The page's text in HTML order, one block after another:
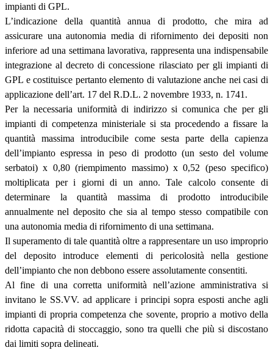
impianti di GPL.
L’indicazione della quantità annua di prodotto, che mira ad
assicurare una autonomia media di rifornimento dei depositi non
inferiore ad una settimana lavorativa, rappresenta una indispensabile
integrazione al decreto di concessione rilasciato per gli impianti di
GPL e costituisce pertanto elemento di valutazione anche nei casi di
applicazione dell’art. 17 del R.D.L. 2 novembre 1933, n. 1741.
Per la necessaria uniformità di indirizzo si comunica che per gli
impianti di competenza ministeriale si sta procedendo a fissare la
quantità massima introducibile come sesta parte della capienza
dell’impianto espressa in peso di prodotto (un sesto del volume
serbatoi) x 0,80 (riempimento massimo) x 0,52 (peso specifico)
moltiplicata per i giorni di un anno. Tale calcolo consente di
determinare la quantità massima di prodotto introducibile
annualmente nel deposito che sia al tempo stesso compatibile con
una autonomia media di rifornimento di una settimana.
Il superamento di tale quantità oltre a rappresentare un uso improprio
del deposito introduce elementi di pericolosità nella gestione
dell’impianto che non debbono essere assolutamente consentiti.
Al fine di una corretta uniformità nell’azione amministrativa si
invitano le SS.VV. ad applicare i principi sopra esposti anche agli
impianti di propria competenza che sovente, proprio a motivo della
ridotta capacità di stoccaggio, sono tra quelli che più si discostano
dai limiti sopra delineati.